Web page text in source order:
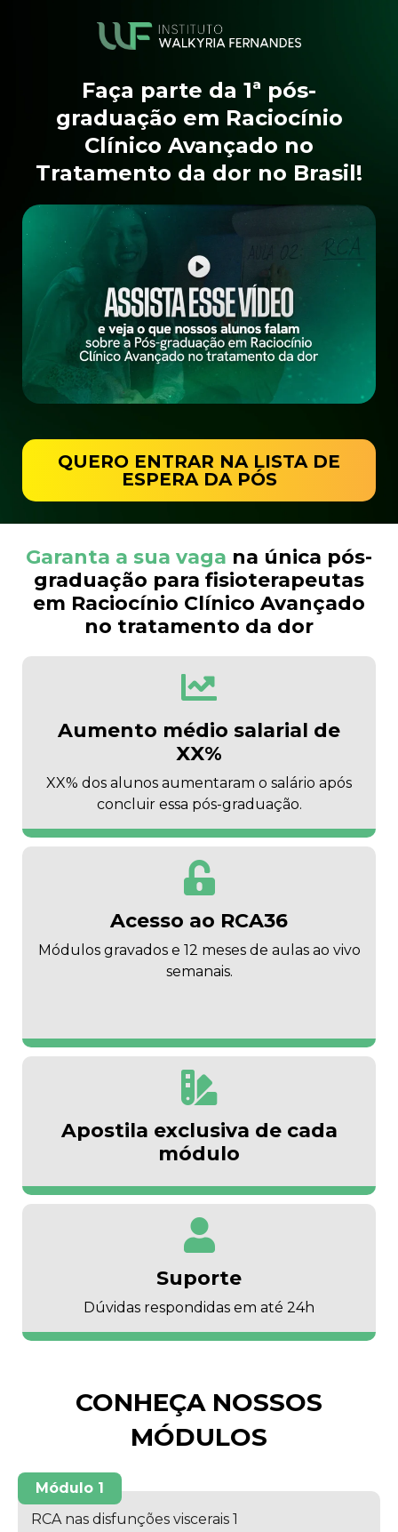
Faça parte da 1ª pós-
graduação em Raciocínio
Clínico Avançado no
Tratamento da dor no Brasil!
QUERO ENTRAR NA LISTA DE
ESPERA DA PÓS
Garanta a sua vaga na única pós-
graduação para fisioterapeutas
em Raciocínio Clínico Avançado
no tratamento da dor
Aumento médio salarial de
XX%
XX% dos alunos aumentaram o salário após
concluir essa pós-graduação.
Acesso ao RCA36
Módulos gravados e 12 meses de aulas ao vivo
semanais.
Apostila exclusiva de cada
módulo
Suporte
Dúvidas respondidas em até 24h
CONHEÇA NOSSOS
MÓDULOS
Módulo 1
RCA nas disfunções viscerais 1